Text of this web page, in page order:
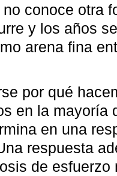
conoce otra
y los años
arena fina
por qué
en la mayoría
en una
respuesta
de esfuerzo